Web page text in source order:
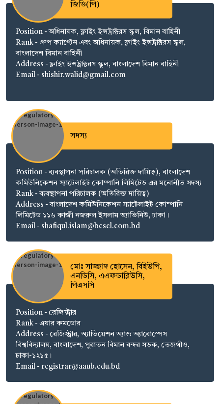
জিডি(পি)
Position - অধিনায়ক, ফ্লাইং ইন্সট্রাক্টরস স্কুল, বিমান বাহিনী
Rank - গ্রুপ ক্যাপ্টেন এবং অধিনায়ক, ফ্লাইং ইন্সট্রাক্টরস স্কুল,
বাংলাদেশ বিমান বাহিনী
Address - ফ্লাইং ইন্সট্রাক্টরস স্কুল, বাংলাদেশ বিমান বাহিনী
Email - shishir.walid@gmail.com
সদস্য
Position - ব্যবস্থাপনা পরিচালক (অতিরিক্ত দায়িত্ব), বাংলাদেশ
কমিউনিকেশন স্যাটেলাইট কোম্পানি লিমিটেড এর মনোনীত সদস্য
Rank - ব্যবস্থাপনা পরিচালক (অতিরিক্ত দায়িত্ব)
Address - বাংলাদেশ কমিউনিকেশন স্যাটেলাইট কোম্পানি
লিমিটেড ১১৬ কাজী নজরুল ইসলাম অ্যাভিনিউ, ঢাকা।
Email - shafiqul.islam@bcscl.com.bd
মোঃ সাজ্জাদ হোসেন, বিইউপি,
এনডিসি, এএফডাব্লিউসি,
পিএসসি
Position - রেজিস্ট্রার
Rank - এয়ার কমডোর
Address - রেজিস্ট্রার, অ্যাভিয়েশন অ্যান্ড অ্যারোস্পেস
বিশ্ববিদ্যালয়, বাংলাদেশ, পুরাতন বিমান বন্দর সড়ক, তেজগাঁও,
ঢাকা-১২১৫।
Email - registrar@aaub.edu.bd